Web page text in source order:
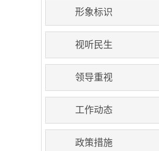
形象标识
视听民生
领导重视
工作动态
政策措施